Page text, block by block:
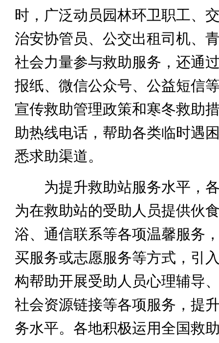
时，广泛动员园林环卫职工、
治安协管员、公交出租司机、
社会力量参与救助服务，还通
报纸、微信公众号、公益短信
宣传救助管理政策和寒冬救助
助热线电话，帮助各类临时遇
悉求助渠道。
为提升救助站服务水平，各
为在救助站的受助人员提供伙
浴、通信联系等各项温馨服务
买服务或志愿服务等方式，引
构帮助开展受助人员心理辅导
社会资源链接等各项服务，提
务水平。各地积极运用全国救